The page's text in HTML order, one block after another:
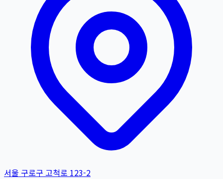
서울 구로구 고척로 123-2